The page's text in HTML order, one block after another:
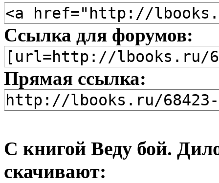
Ссылка для форумов:
Прямая ссылка:
С книгой Веду бой.
скачивают: